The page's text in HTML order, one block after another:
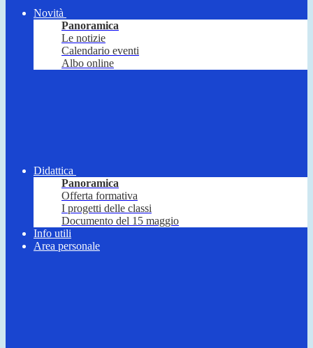
Novità
Panoramica
Le notizie
Calendario eventi
Albo online
Didattica
Panoramica
Offerta formativa
I progetti delle classi
Documento del 15 maggio
Info utili
Area personale